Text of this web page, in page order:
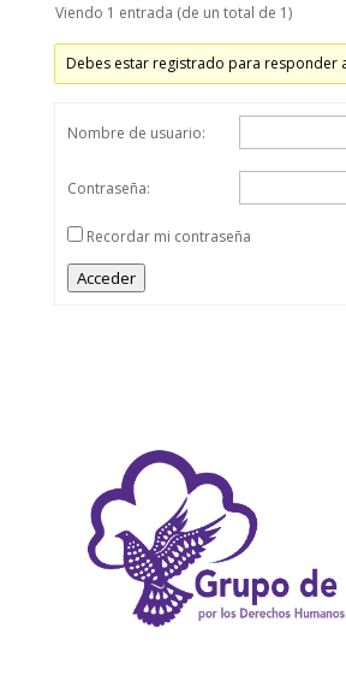
Viendo 1 entrada (de un total de 1)
Debes estar registrado para responder
Nombre de usuario:
Contraseña:
Recordar mi contraseña
Acceder